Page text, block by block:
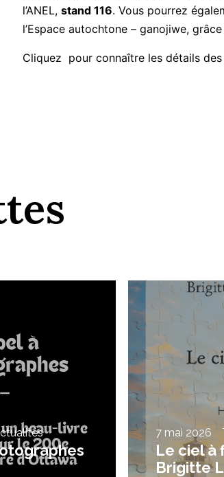
l’ANEL, stand 116. Vous pourrez
l’Espace autochtone – ganojiwe,
Cliquez pour connaître les détails
7 mai 2026
Le ciel à
Brigitte